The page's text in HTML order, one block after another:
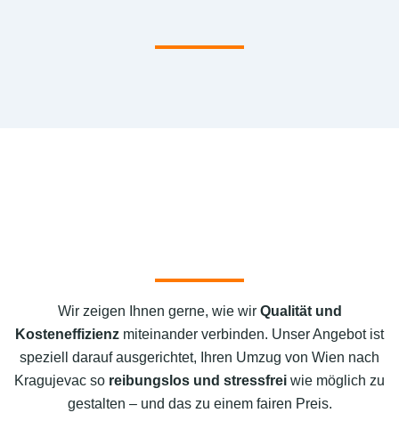
Wir zeigen Ihnen gerne, wie wir Qualität und
Kosteneffizienz miteinander verbinden. Unser Angebot ist
speziell darauf ausgerichtet, Ihren Umzug von Wien nach
Kragujevac so reibungslos und stressfrei wie möglich zu
gestalten – und das zu einem fairen Preis.